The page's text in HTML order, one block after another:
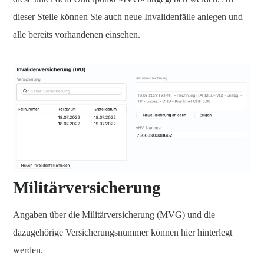
dieser Stelle können Sie auch neue Invalidenfälle anlegen und
alle bereits vorhandenen einsehen.
Militärversicherung
Angaben über die Militärversicherung (MVG) und die
dazugehörige Versicherungsnummer können hier hinterlegt
werden.